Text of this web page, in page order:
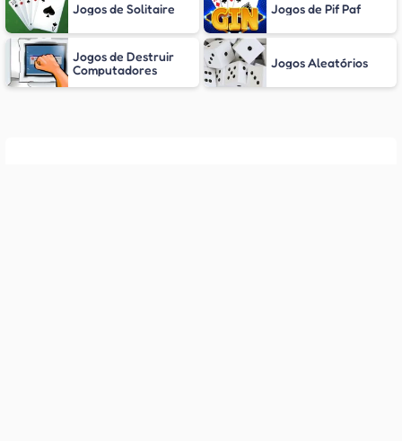
Jogos de Solitaire Jogos de Pif Paf
Jogos de Destruir
Computadores
Jogos Aleatórios